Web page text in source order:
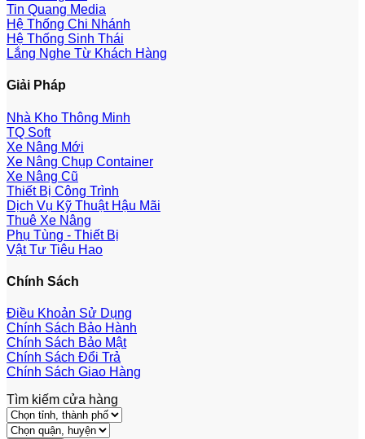
Tin Quang Media
Hệ Thống Chi Nhánh
Hệ Thống Sinh Thái
Lắng Nghe Từ Khách Hàng
Giải Pháp
Nhà Kho Thông Minh
TQ Soft
Xe Nâng Mới
Xe Nâng Chụp Container
Xe Nâng Cũ
Thiết Bị Công Trình
Dịch Vụ Kỹ Thuật Hậu Mãi
Thuê Xe Nâng
Phụ Tùng - Thiết Bị
Vật Tư Tiêu Hao
Chính Sách
Điều Khoản Sử Dụng
Chính Sách Bảo Hành
Chính Sách Bảo Mật
Chính Sách Đổi Trả
Chính Sách Giao Hàng
Tìm kiếm cửa hàng